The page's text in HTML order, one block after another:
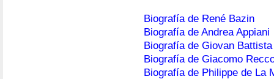
Biografía de René Bazin
Biografía de Andrea Appiani
Biografía de Giovan
Biografía de Giacomo
Biografía de Philippe de La